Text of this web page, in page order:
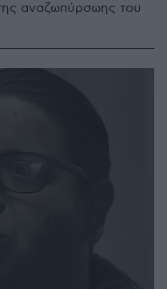
αναζωπύρσωης του